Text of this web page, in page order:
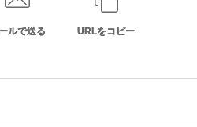
ルで送る URLをコピー